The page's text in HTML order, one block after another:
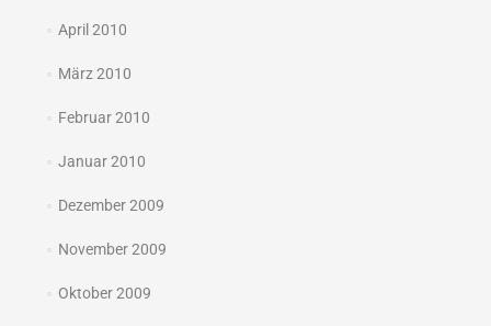
April 2010
März 2010
Februar 2010
Januar 2010
Dezember 2009
November 2009
Oktober 2009